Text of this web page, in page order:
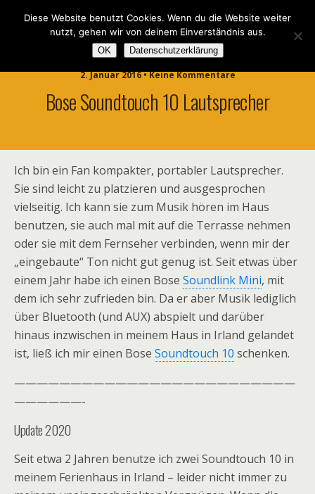
2. Januar 2016 • Keine Kommentare
Bose Soundtouch 10 Lautsprecher
Ich bin ein Fan kompakter, portabler Lautsprecher.
Sie sind leicht zu platzieren und ausgesprochen
vielseitig. Ich kann sie zum Musik hören im Haus
benutzen, sie auch mal mit auf die Terrasse nehmen
oder sie mit dem Fernseher verbinden, wenn mir der
„eingebaute“ Ton nicht gut genug ist. Seit etwas über
einem Jahr habe ich einen Bose Soundlink Mini, mit
dem ich sehr zufrieden bin. Da er aber Musik lediglich
über Bluetooth (und AUX) abspielt und darüber
hinaus inzwischen in meinem Haus in Irland gelandet
ist, ließ ich mir einen Bose Soundtouch 10 schenken.
—————————————————————————
——————-
Update 2020
Seit etwa 2 Jahren benutze ich zwei Soundtouch 10 in
meinem Ferienhaus in Irland – leider nicht immer zu
Diese Website benutzt Cookies. Wenn du die Website weiter
nutzt, gehen wir von deinem Einverständnis aus.
OK Datenschutzerklärung